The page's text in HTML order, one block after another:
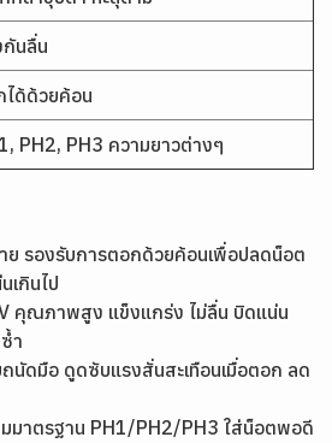
กันลื่น
ได้ด้วยค้อน
PH2, PH3 ความยาวต่างๆ
ย รองรับการตอกด้วยค้อนเพื่อปลดน็อต
เกินไป
คุณภาพสูง แข็งแกร่ง ไม่ลื่น บิดแน่น
ำ
นัดมือ ดูดซับแรงสั่นสะเทือนเมื่อตอก ลด
มาตรฐาน PH1/PH2/PH3 ใส่น็อตพอดี